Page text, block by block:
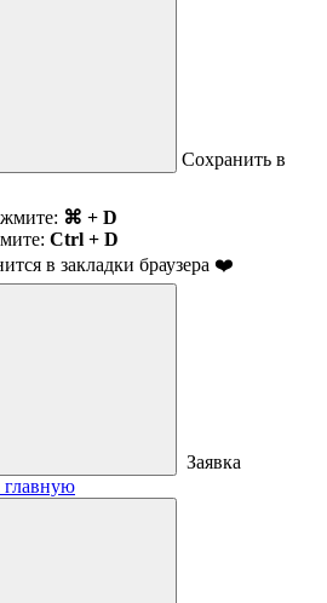
Сохранить в
⌘ + D
Ctrl + D
в закладки браузера ❤️
Заявка